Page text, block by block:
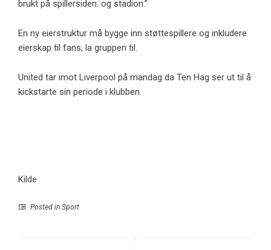
brukt på spillersiden. og stadion.”
En ny eierstruktur må bygge inn støttespillere og inkludere
eierskap til fans, la gruppen til.
United tar imot Liverpool på mandag da Ten Hag ser ut til å
kickstarte sin periode i klubben.
Kilde
Posted in Sport